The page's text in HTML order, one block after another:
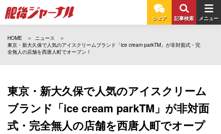
シェア 記事検索 メニュー
HOME
ニュース
東京・新大久保で人気のアイスクリームブランド「ice cream parkTM」が非対面式・完
全無人の店舗を西唐人町でオープン！
東京・新大久保で人気のアイスクリーム
ブランド「ice cream parkTM」が非対面
式・完全無人の店舗を西唐人町でオープ